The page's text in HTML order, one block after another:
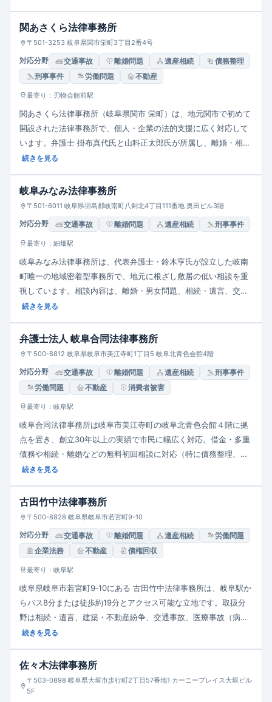
30分無料で、電話・LINE予約、夜間・休日の面談にも対応可能。
男女弁護士在籍で安心して相談できる体制を整え、弁護士間の連
携によるきめ細やかな対応を重視しています。
関あさくら法律事務所
〒501-3253 岐阜県関市栄町3丁目2番4号
対応分野 交通事故 離婚問題 遺産相続
債務整理
刑事事件
労働問題 不動産
最寄り：刃物会館前駅
関あさくら法律事務所（岐阜県関市 栄町）は、地元関市で初めて
開設された法律事務所で、個人・企業の法的支援に広く対応して
います。弁護士 掛布真代氏と山科正太郎氏が所属し、離婚・相
続・交通事故・債務整理・刑事事件・子どもの権利問題・中小企
長良川鉄道「刃物会館前駅」や市役所からほど近くアクセス良好
です。相談は完全予約制で、平日9:00～17:30に対応（土日祝や
夜間も事前予約で可能）。料金は30分5,000円（税別）からで、
費用は着手金・報酬金・実費を日弁連の旧基準に沿って算定。債
務整理や顧問契約にも対応しており、透明性の高い費用体系が特
徴です。
続きを見る
岐阜みなみ法律事務所
〒501-6011 岐阜県羽島郡岐南町八剣北4丁目111番地 奥田ビル3階
対応分野 交通事故 離婚問題 遺産相続 刑事事件
最寄り：細畑駅
岐阜みなみ法律事務所は、代表弁護士・鈴木亨氏が設立した岐南
町唯一の地域密着型事務所で、地元に根ざし敷居の低い相談を重
視しています。相談内容は、離婚・男女問題、相続・遺言、交通
事故、借金相談、刑事事件、企業顧問など多岐にわたり、一人ひ
除いた「話しやすい雰囲気作り」を心がけ、初めての方でも気軽
に相談できる環境を提供。相談は平日10:00～18:00で、事前予約
により土日・夜間対応も可能です。料金は30分3,300円（税込）
と明確で、来所困難な方には訪問相談にも対応するなど、柔軟な
支援体制が特長です。
続きを見る
弁護士法人 岐阜合同法律事務所
〒500-8812 岐阜県岐阜市美江寺町1丁目5 岐阜北青色会館4階
対応分野 交通事故 離婚問題 遺産相続
刑事事件
労働問題
不動産 消費者被害
最寄り：岐阜駅
岐阜合同法律事務所は岐阜市美江寺町の岐阜北青色会館４階に拠
点を置き、創立30年以上の実績で市民に幅広く対応。借金・多重
債務や相続・離婚などの無料初回相談に対応（特に債務整理、マ
タハラ相談）し、複数の弁護士が在籍。迅速かつ丁寧な対応を心
続きを見る
古田竹中法律事務所
〒500-8828 岐阜県岐阜市若宮町9-10
対応分野 交通事故 離婚問題 遺産相続
労働問題
企業法務
不動産 債権回収
最寄り：岐阜駅
岐阜県岐阜市若宮町9‑10にある 古田竹中法律事務所は、岐阜駅か
らバス8分または徒歩約19分とアクセス可能な立地です。取扱分
野は相続・遺言、建築・不動産紛争、交通事故、医療事故（病院
側）、離婚・親権、債権回収、成年後見、企業法務・M&A、知的
度な専門性と地域密着による相談に柔軟に応える体制が特徴で
続きを見る
佐々木法律事務所
〒503-0898 岐阜県大垣市歩行町2丁目57番地1 カーニープレイス大垣ビル
5F